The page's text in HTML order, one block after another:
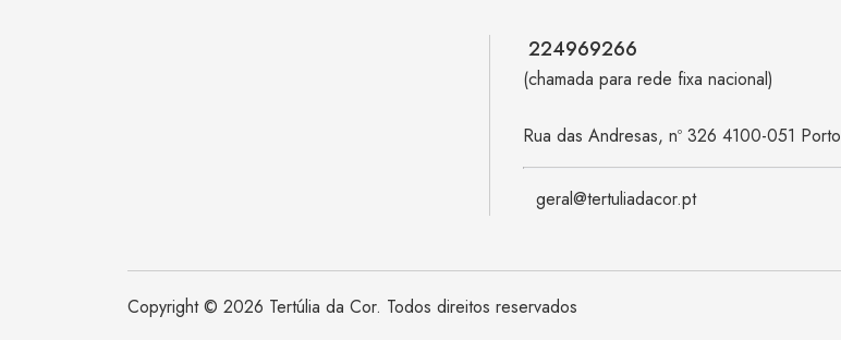
224969266
(chamada para rede fixa nacional)
Rua das Andresas, nº 326 4100-051 Porto
geral@tertuliadacor.pt
Copyright © 2026 Tertúlia da Cor. Todos direitos reservados